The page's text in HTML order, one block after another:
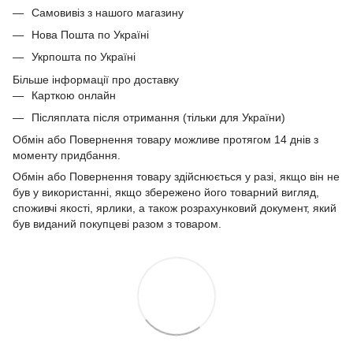
Самовивіз з нашого магазину
Нова Пошта по Україні
Укрпошта по Україні
Більше інформації про доставку
Карткою онлайн
Післяплата після отримання (тільки для України)
Обмін або Повернення товару можливе протягом 14 днів з
моменту придбання.
Обмін або Повернення товару здійснюється у разі, якщо він не
був у використанні, якщо збережено його товарний вигляд,
споживчі якості, ярлики, а також розрахунковий документ, який
був виданий покупцеві разом з товаром.